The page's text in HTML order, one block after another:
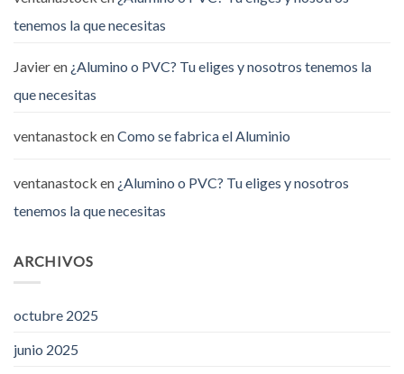
tenemos la que necesitas
Javieren ¿Alumino o PVC? Tu eliges y nosotros tenemos la
que necesitas
ventanastock enComo se fabrica el Aluminio
ventanastock en ¿Alumino o PVC? Tu eliges y nosotros
tenemos la que necesitas
ARCHIVOS
octubre 2025
junio 2025